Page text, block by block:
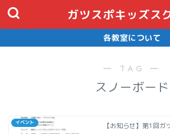
ガツスポキッズス
各教室について
― TAG ―
スノーボード
イベント 【お知らせ】第1回